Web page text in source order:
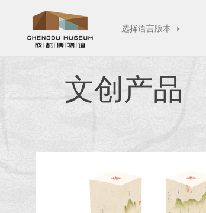
选择语言版本 
文创产品